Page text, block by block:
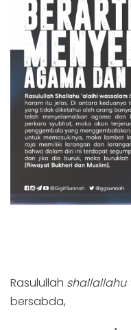
Rasulullah shallallahu
bersabda,